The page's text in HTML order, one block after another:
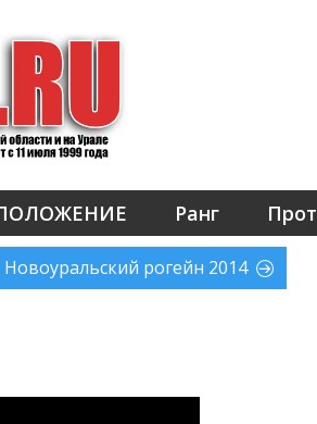
Ранг
Новоуральский рогейн 2014